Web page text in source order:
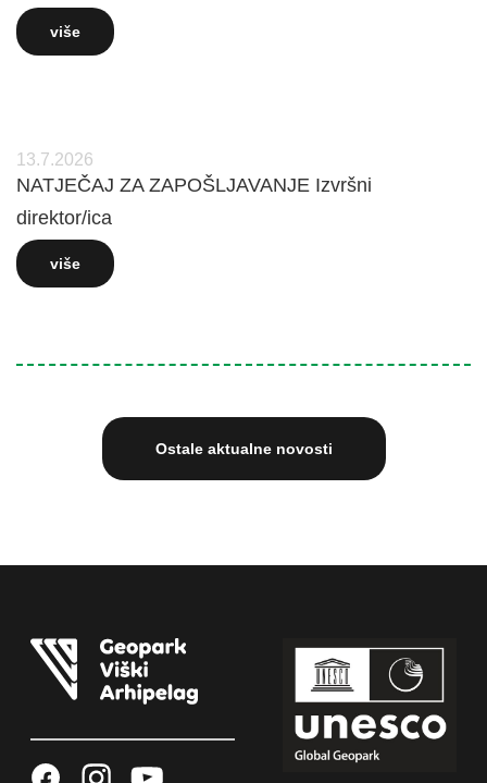
više
13.7.2026
NATJEČAJ ZA ZAPOŠLJAVANJE Izvršni
direktor/ica
više
Ostale aktualne novosti